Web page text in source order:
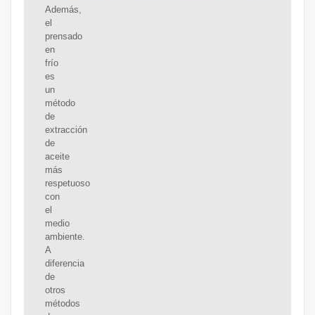
Además,
el
prensado
en
frío
es
un
método
de
extracción
de
aceite
más
respetuoso
con
el
medio
ambiente.
A
diferencia
de
otros
métodos